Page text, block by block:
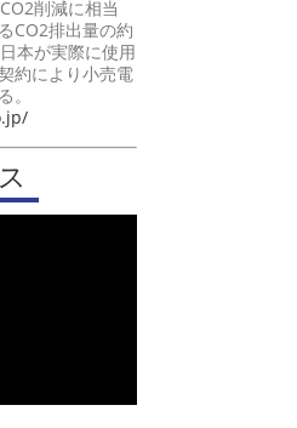
削減に相当
CO2排出量の約
本が実際に使用
約により小売電
。